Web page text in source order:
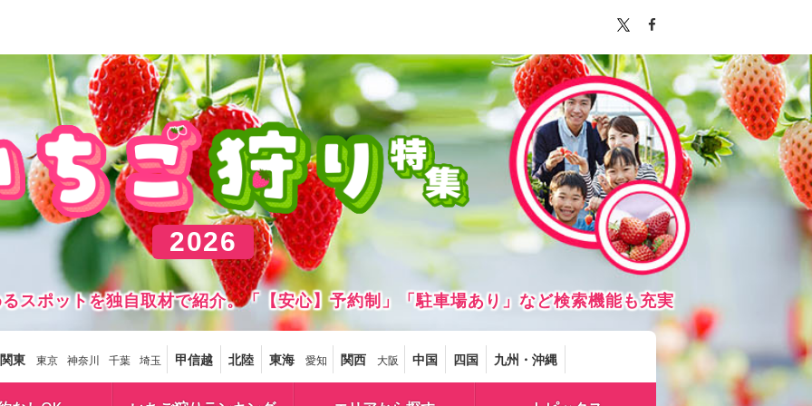
2026
スポットを独自取材で紹介。「【安心】予約制」「駐車場あり」など検索機能も充実
関東 東京 神奈川 千葉 埼玉 甲信越 北陸 東海 愛知 関西 大阪 中国 四国 九州・沖縄